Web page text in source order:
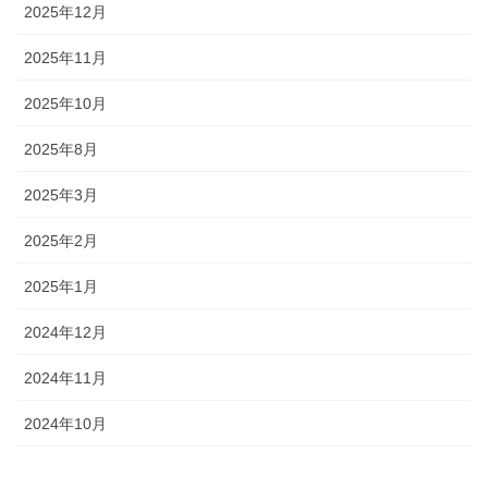
2025年12月
2025年11月
2025年10月
2025年8月
2025年3月
2025年2月
2025年1月
2024年12月
2024年11月
2024年10月